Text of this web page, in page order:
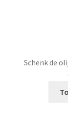
Schenk de